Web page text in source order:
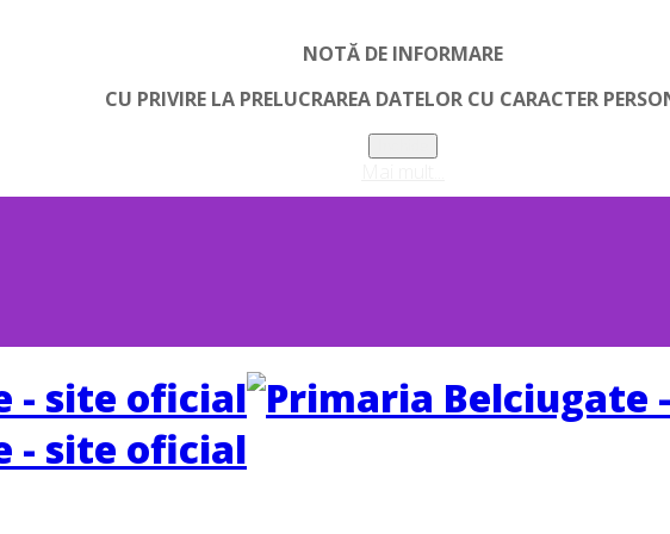
NOTĂ DE INFORMARE
CU PRIVIRE LA PRELUCRAREA DATELOR CU CARACTER